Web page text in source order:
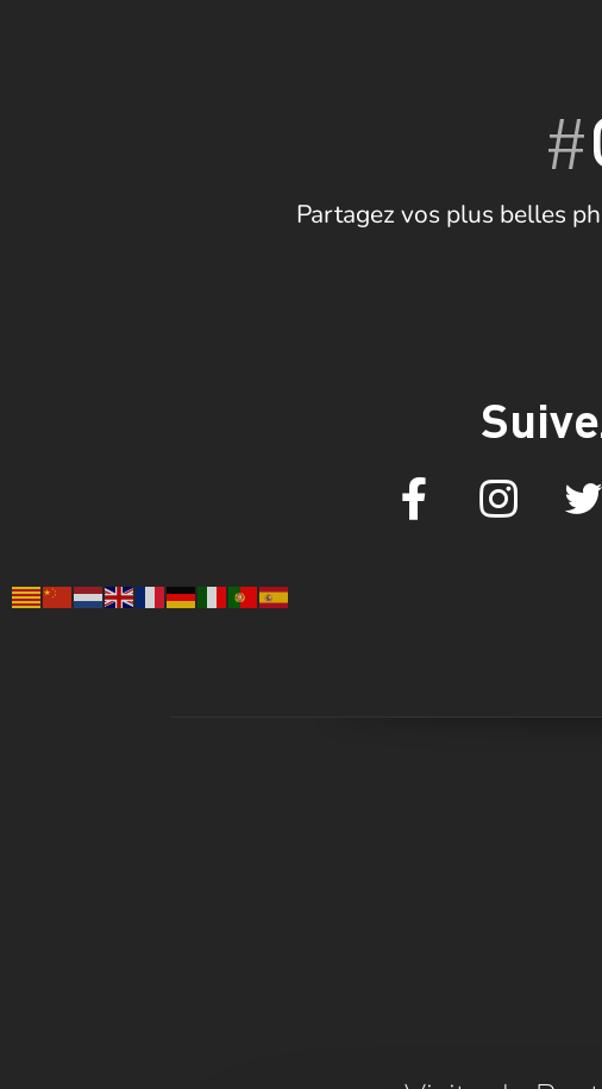
#
Partagez vos plus belles